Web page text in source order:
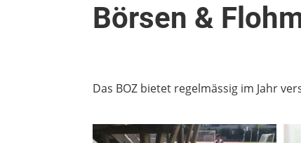
Börsen &
Das BOZ bietet regelmässig im Jahr